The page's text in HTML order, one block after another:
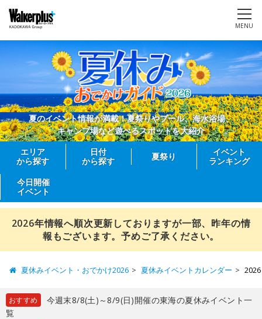
MENU
夏のイベント情報が満載！夏祭りやプール、海水浴場、
キャンプ場など遊べるスポットを大紹介
エリア
から探す
日付
から探す
夏祭り
イベント
ランキング
今日開催
イベント
2026年情報へ順次更新しておりますが一部、昨年の情
報もございます。予めご了承ください。
夏休みイベント・おでかけ2026 夏休みイベントカレンダー
おすすめ
今週末8/8(土)～8/9(日)開催の東海の夏休みイベント一
覧